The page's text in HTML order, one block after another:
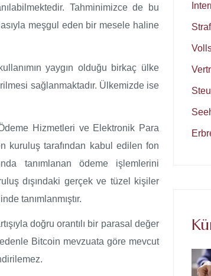
Tahminimizce de bu
meşgul eden bir mesele haline
yaygın olduğu birkaç ülke
sağlanmaktadır. Ülkemizde ise
Hizmetleri ve Elektronik Para
kuruluş tarafından kabul edilen fon
tanımlanan ödeme işlemlerini
dışındaki gerçek ve tüzel kişiler
tanımlanmıştır.
doğru orantılı bir parasal değer
Bitcoin mevzuata göre mevcut